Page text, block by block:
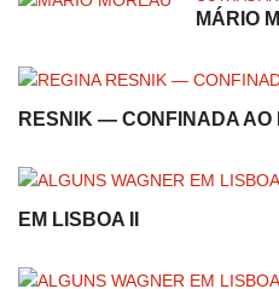
MÁRIO
RESNIK — CONFINADA AO
EM LISBOA II